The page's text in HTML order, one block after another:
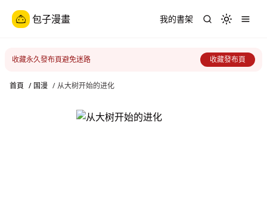
包子漫畫 我的書架 Toggle
收藏永久發布頁避免迷路 收藏發布頁
首頁 / 国漫 / 从大树开始的进化